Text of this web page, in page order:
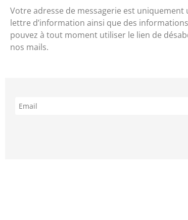
Votre adresse de messagerie est
lettre d’information ainsi que des
pouvez à tout moment utiliser le lien de
nos mails.